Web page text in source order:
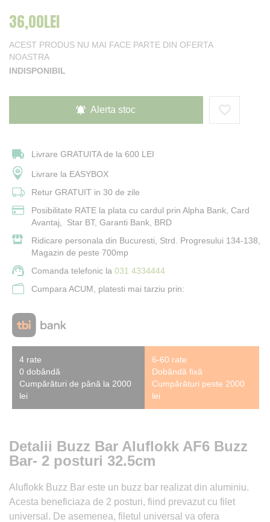
36,00LEI
ACEST PRODUS NU MAI FACE PARTE DIN OFERTA
NOASTRA
INDISPONIBIL
Alerta stoc
Livrare GRATUITA de la 600 LEI
Livrare la EASYBOX
Retur GRATUIT in 30 de zile
Posibilitate RATE la plata cu cardul prin Alpha Bank, Card
Avantaj, Star BT, Garanti Bank, BRD
Ridicare personala din Bucuresti, Strd. Progresului 134-138,
Magazin de peste 700mp
Comanda telefonic la 031 4334444
Cumpara ACUM, platesti mai tarziu prin:
4 rate
0 dobândă
Cumpărături de până la 2000
lei
6-60 rate
Dobândă fixă
Cumpărături peste 2000
lei
Detalii Buzz Bar Aluflokk AF6 Buzz
Bar- 2 posturi 32.5cm
Aluflokk Buzz Bar este un buzz bar realizat din aluminiu.
Acesta beneficiaza de 2 posturi, fiind prevazut cu filet
universal. De asemenea, filetul universal va ofera